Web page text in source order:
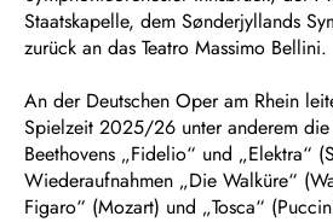
Staatskapelle, dem Sønderjyllands
zurück an das Teatro Massimo Bellini.
An der Deutschen Oper am Rhein
Spielzeit 2025/26 unter anderem die
Beethovens „Fidelio“ und „Elektra“
Wiederaufnahmen „Die Walküre“
Figaro“ (Mozart) und „Tosca“